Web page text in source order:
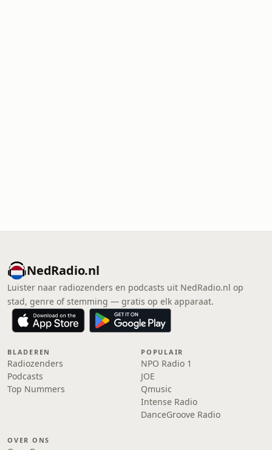
NedRadio.nl
Luister naar radiozenders en podcasts uit NedRadio.nl op
stad, genre of stemming — gratis op elk apparaat.
BLADEREN
Radiozenders
Podcasts
Top Nummers
POPULAIR
NPO Radio 1
JOE
Qmusic
Intense Radio
DanceGroove Radio
OVER ONS